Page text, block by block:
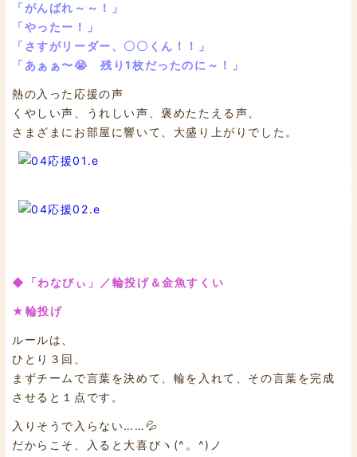
「がんばれ～～！」
「やったー！」
「さすがリーダー、〇〇くん！！」
「あぁぁ〜😭 残り1枚だったのに～！」
熱の入った応援の声
くやしい声、うれしい声、褒めたたえる声、
さまざまにお部屋に響いて、大盛り上がりでした。
◆「わなびぃ」／輪投げ＆金魚すくい
★輪投げ
ルールは、
ひとり３回、
まずチームで言葉を決めて、輪を入れて、その言葉を完成
させると１点です。
入りそうで入らない……💦
だからこそ、入ると大喜びヽ(^。^)ノ